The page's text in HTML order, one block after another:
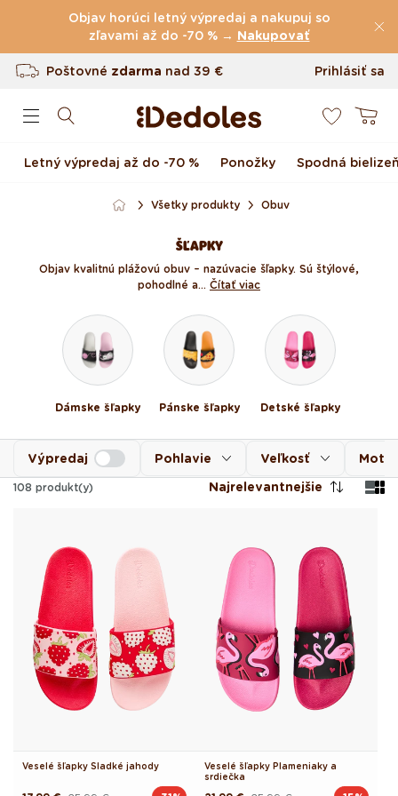
Preskočiť na obsah
Objav horúci letný výpredaj a nakupuj so
zľavami až do -70 % → Nakupovať
Poštovnézdarma nad39 €
Vrátenie tovaru až do 100 dní
Originálny dizajn navrhnutý u nás
Prihlásiť sa
Košík
Letný výpredaj až do -70 % Ponožky Spodná
Všetky produkty Obuv
ŠĽAPKY
Objav kvalitnú plážovú obuv – nazúvacie šľapky. Sú štýlové,
pohodlné a... Čítať viac
Dámske šľapky Pánske šľapky Detské šľapky
Pohlavie Veľkosť Motív
Výpredaj
108 produkt(y) Najrelevantnejšie
Veselé šľapky Sladké jahody
Veselé šľapky Plameniaky a
srdiečka